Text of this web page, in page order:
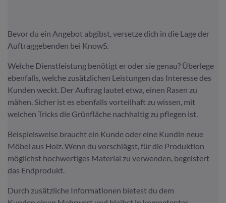
Bevor du ein Angebot abgibst, versetze dich in die Lage der
Auftraggebenden bei KnowS.
Welche Dienstleistung benötigt er oder sie genau? Überlege
ebenfalls, welche zusätzlichen Leistungen das Interesse des
Kunden weckt. Der Auftrag lautet etwa, einen Rasen zu
mähen. Sicher ist es ebenfalls vorteilhaft zu wissen, mit
welchen Tricks die Grünfläche nachhaltig zu pflegen ist.
Beispielsweise braucht ein Kunde oder eine Kundin neue
Möbel aus Holz. Wenn du vorschlägst, für die Produktion
möglichst hochwertiges Material zu verwenden, begeistert
das Endprodukt.
Durch zusätzliche Informationen bietest du dem